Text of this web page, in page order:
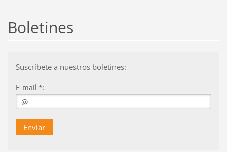
Boletines
Suscríbete a nuestros boletines:
E-mail *: